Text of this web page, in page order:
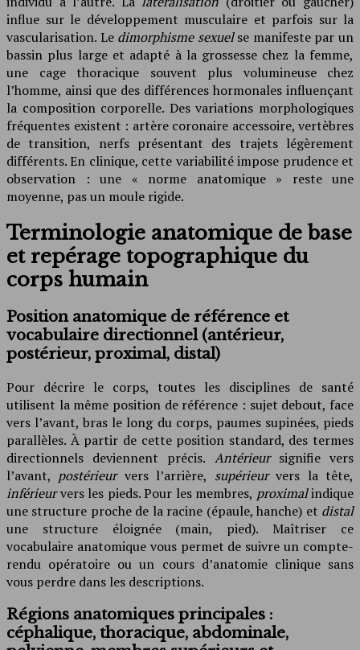
influe sur le développement musculaire et parfois sur la
vascularisation. Le dimorphisme sexuelse manifeste par un
bassin plus large et adapté à la grossesse chez la femme,
une cage thoracique souvent plus volumineuse chez
l’homme, ainsi que des différences hormonales influençant
la composition corporelle. Des variations morphologiques
fréquentes existent : artère coronaire accessoire, vertèbres
de transition, nerfs présentant des trajets légèrement
différents. En clinique, cette variabilité impose prudence et
observation : une « norme anatomique » reste une
moyenne, pas un moule rigide.
Terminologie anatomique de base
et repérage topographique du
corps humain
Position anatomique de référence et
vocabulaire directionnel (antérieur,
postérieur, proximal, distal)
Pour décrire le corps, toutes les disciplines de santé
utilisent la même position de référence : sujet debout, face
vers l’avant, bras le long du corps, paumes supinées, pieds
parallèles. À partir de cette position standard, des termes
directionnels deviennent précis. Antérieursignifie vers
l’avant, postérieurvers l’arrière, supérieurvers la tête,
inférieurvers les pieds. Pour les membres, proximalindique
une structure proche de la racine (épaule, hanche) et distal
une structure éloignée (main, pied). Maîtriser ce
vocabulaire anatomique vous permet de suivre un compte-
rendu opératoire ou un cours d’anatomie clinique sans
vous perdre dans les descriptions.
Régions anatomiques principales :
céphalique, thoracique, abdominale,